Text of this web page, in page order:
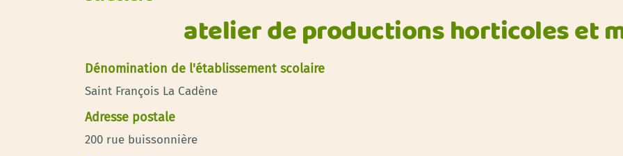
atelier de productions horticoles et
Dénomination de l'établissement scolaire
Saint François La Cadène
Adresse postale
200 rue buissonnière